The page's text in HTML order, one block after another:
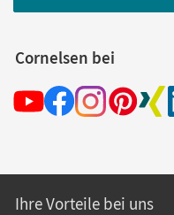
Cornelsen bei
Ihre Vorteile bei uns